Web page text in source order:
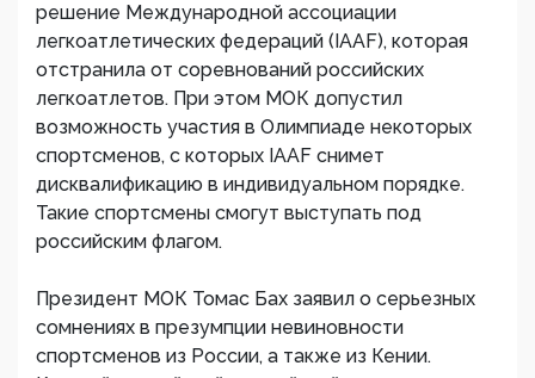
решение Международной ассоциации
легкоатлетических федераций (IAAF), которая
отстранила от соревнований российских
легкоатлетов. При этом МОК допустил
возможность участия в Олимпиаде некоторых
спортсменов, с которых IAAF снимет
дисквалификацию в индивидуальном порядке.
Такие спортсмены смогут выступать под
российским флагом.
Президент МОК Томас Бах заявил о серьезных
сомнениях в презумпции невиновности
спортсменов из России, а также из Кении.